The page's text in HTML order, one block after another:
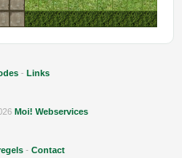
- Links
Moi! Webservices
- Contact